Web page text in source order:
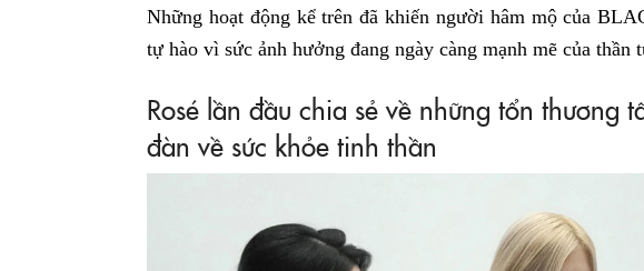
Những hoạt động kể trên đã khiến người hâm mộ của
tự hào vì sức ảnh hưởng đang ngày càng mạnh mẽ của thần
Rosé lần đầu chia sẻ về những tổn thương
đàn về sức khỏe tinh thần